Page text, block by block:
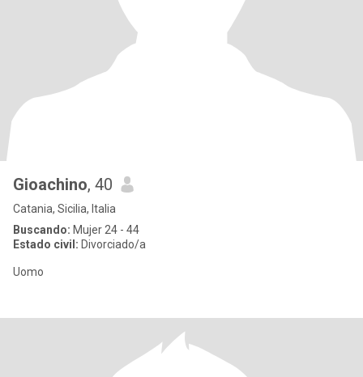
Gioachino, 40
Catania, Sicilia, Italia
Buscando: Mujer 24 - 44
Estado civil: Divorciado/a
Uomo